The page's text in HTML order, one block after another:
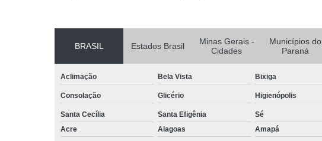
BRASIL Estados Brasil
Minas Gerais -
Cidades
Municípios do
Paraná
Aclimação Bela Vista Bixiga
Consolação Glicério Higienópolis
Santa Cecília Santa Efigênia Sé
Acre
Alagoas Amapá